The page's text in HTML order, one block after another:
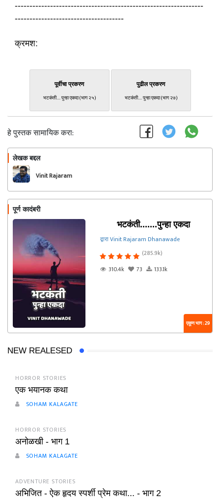
----------------------------------------------------------------
-------------------------------------
क्रमश:
पूर्वीचा प्रकरण
भटकंती.... पुन्हा एकदा (भाग २५)
पुढील प्रकरण
भटकंती.... पुन्हा एकदा (भाग २७)
हे पुस्तक सामायिक करा:
लेखक बद्दल
Vinit Rajaram
Dhanawade
पूर्ण कादंबरी
भटकंती.......पुन्हा एकदा
द्वारा Vinit Rajaram Dhanawade
(285.9k)
310.4k
73 133.1k
एकूण भाग : 29
NEW REALESED
HORROR STORIES
एक भयानक कथा
SOHAM KALAGATE
HORROR STORIES
अनोळखी - भाग 1
SOHAM KALAGATE
ADVENTURE STORIES
अभिजित - ऐक हृदय स्पर्शी प्रेम कथा... - भाग 2